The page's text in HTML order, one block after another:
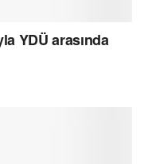
YDÜ arasında